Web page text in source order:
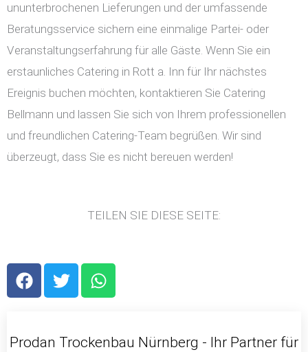
ununterbrochenen Lieferungen und der umfassende
Beratungsservice sichern eine einmalige Partei- oder
Veranstaltungserfahrung für alle Gäste. Wenn Sie ein
erstaunliches Catering in Rott a. Inn für Ihr nächstes
Ereignis buchen möchten, kontaktieren Sie Catering
Bellmann und lassen Sie sich von Ihrem professionellen
und freundlichen Catering-Team begrüßen. Wir sind
überzeugt, dass Sie es nicht bereuen werden!
TEILEN SIE DIESE SEITE:
F
a
b
T
w
t
W
h
s
Prodan Trockenbau Nürnberg - Ihr Partner für